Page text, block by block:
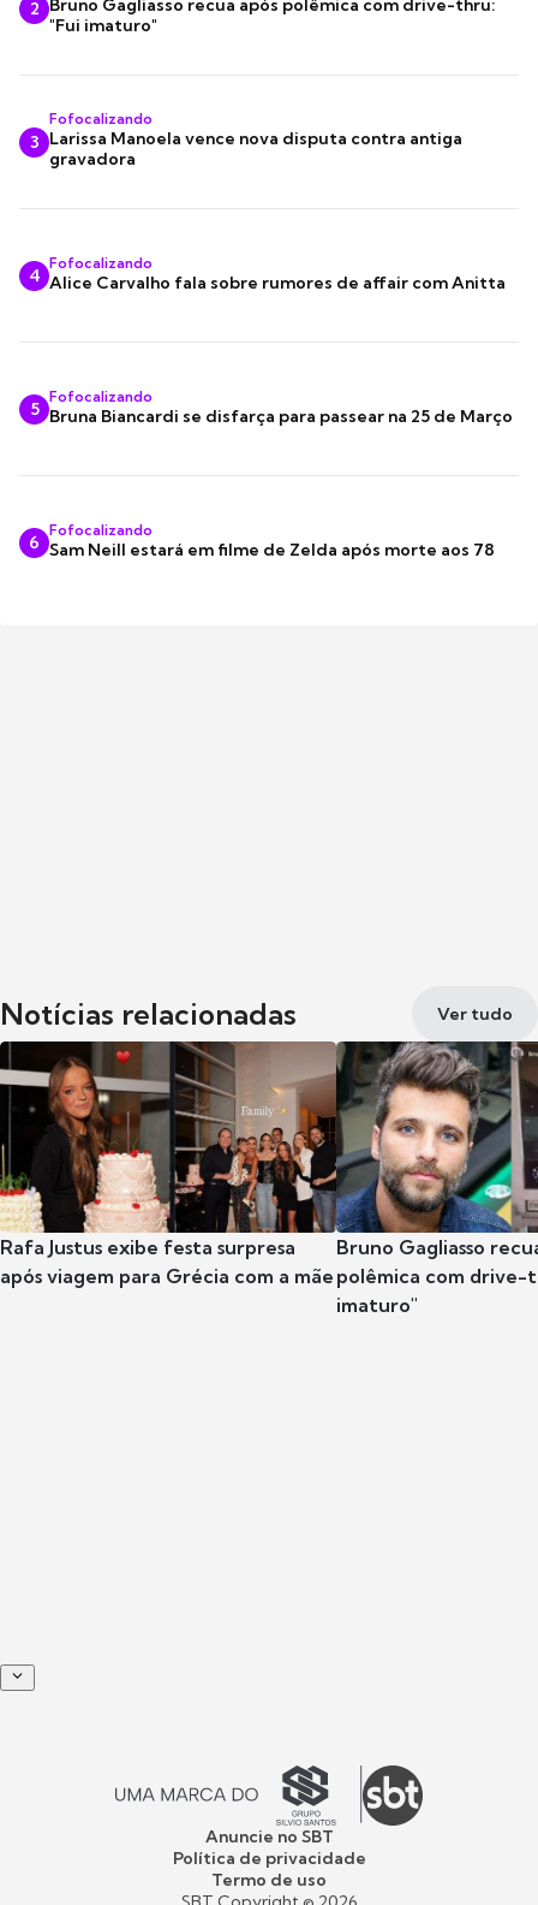
2 Bruno Gagliasso recua após polêmica com drive-thru:
"Fui imaturo"
3
Fofocalizando
Larissa Manoela vence nova disputa contra antiga
gravadora
4
Fofocalizando
Alice Carvalho fala sobre rumores de affair com Anitta
5
Fofocalizando
Bruna Biancardi se disfarça para passear na 25 de Março
6
Fofocalizando
Sam Neill estará em filme de Zelda após morte aos 78
Notícias relacionadas Ver tudo
Rafa Justus exibe festa surpresa
após viagem para Grécia com a mãe
Bruno Gagliasso
polêmica com drive-
imaturo"
Anuncie no SBT
Política de privacidade
Termo de uso